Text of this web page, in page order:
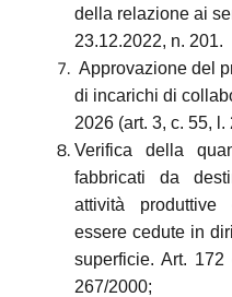
della relazione ai
23.12.2022, n. 201.
Approvazione del
di incarichi di
2026 (art. 3, c. 55,
Verifica della
fabbricati da
attività
essere cedute in
superficie. Art.
267/2000;